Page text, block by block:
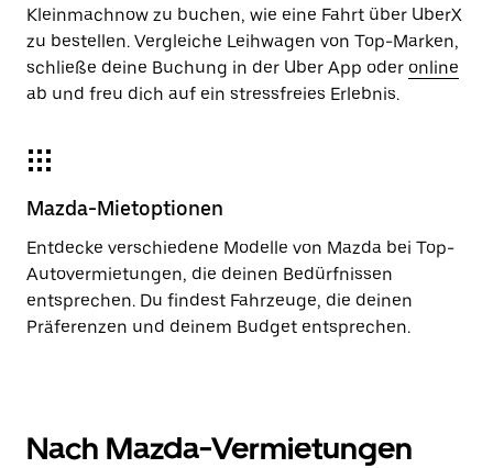
Kleinmachnow zu buchen, wie eine Fahrt über UberX
zu bestellen. Vergleiche Leihwagen von Top-Marken,
schließe deine Buchung in der Uber App oder online
ab und freu dich auf ein stressfreies Erlebnis.
Mazda-Mietoptionen
Entdecke verschiedene Modelle von Mazda bei Top-
Autovermietungen, die deinen Bedürfnissen
entsprechen. Du findest Fahrzeuge, die deinen
Präferenzen und deinem Budget entsprechen.
Nach Mazda-Vermietungen